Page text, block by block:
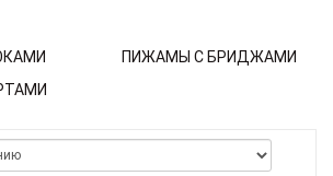
О
ПИЖАМЫ С БРИДЖАМИ